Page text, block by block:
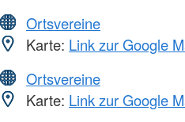
Ortsvereine
Karte: Link zur Google
Ortsvereine
Karte: Link zur Google